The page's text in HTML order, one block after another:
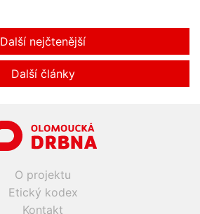
Další nejčtenější
Další články
O projektu
Etický kodex
Kontakt